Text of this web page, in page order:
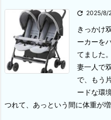
 2025/8/
きっかけ
ーカーを
てました
妻一人で
で、もう
ードな環
つれて、あっという間に体重が